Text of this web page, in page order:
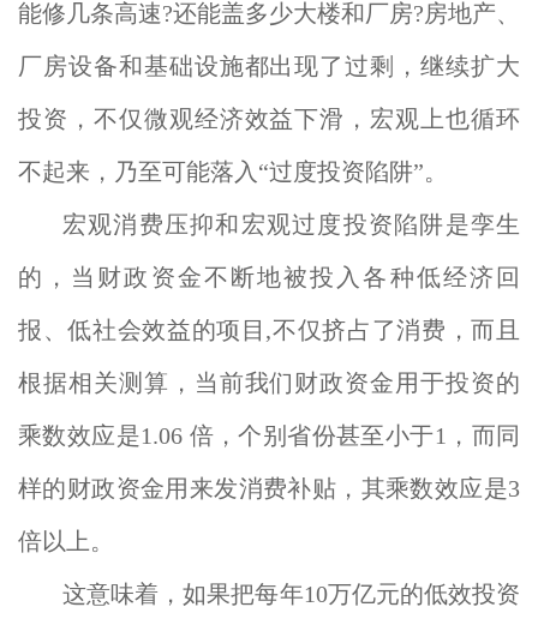
能修几条高速?还能盖多少大楼和厂房?房地产、
厂房设备和基础设施都出现了过剩，继续扩大
投资，不仅微观经济效益下滑，宏观上也循环
不起来，乃至可能落入“过度投资陷阱”。
宏观消费压抑和宏观过度投资陷阱是孪生
的，当财政资金不断地被投入各种低经济回
报、低社会效益的项目,不仅挤占了消费，而且
根据相关测算，当前我们财政资金用于投资的
乘数效应是1.06 倍，个别省份甚至小于1，而同
样的财政资金用来发消费补贴，其乘数效应是3
倍以上。
这意味着，如果把每年10万亿元的低效投资